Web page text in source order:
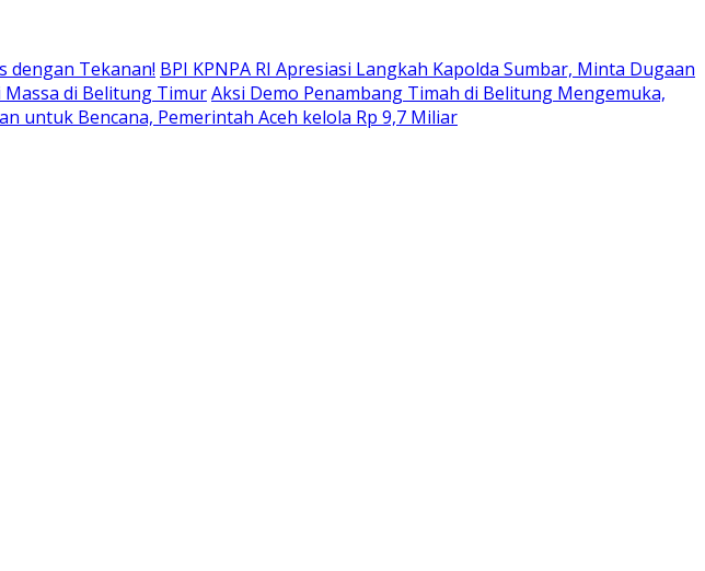
dengan Tekanan! BPI KPNPA RI Apresiasi Langkah Kapolda Sumbar, Minta Dugaan
Massa di Belitung TimurAksi Demo Penambang Timah di Belitung Mengemuka,
untuk Bencana, Pemerintah Aceh kelola Rp 9,7 Miliar